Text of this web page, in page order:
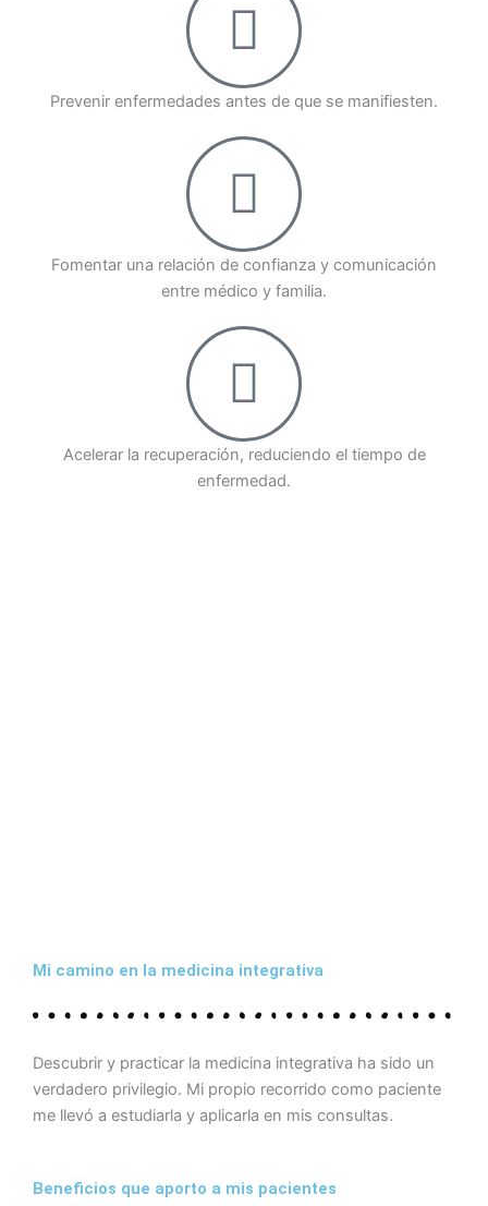
Prevenir enfermedades antes de que se manifiesten.
Fomentar una relación de confianza y comunicación
entre médico y familia.
Acelerar la recuperación, reduciendo el tiempo de
enfermedad.
Mi camino en la medicina integrativa
Descubrir y practicar la medicina integrativa ha sido un
verdadero privilegio. Mi propio recorrido como paciente
me llevó a estudiarla y aplicarla en mis consultas.
Beneficios que aporto a mis pacientes